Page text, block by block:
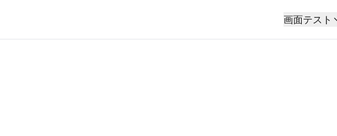
画面テスト